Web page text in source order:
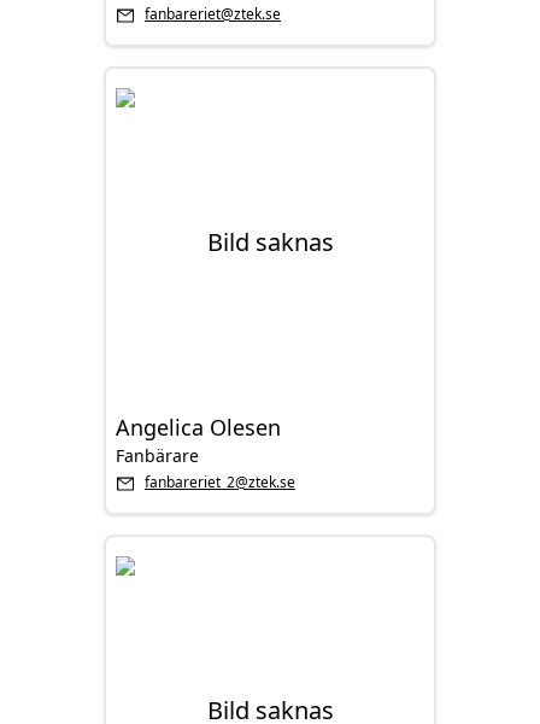
fanbareriet@ztek.se
Angelica Olesen
Fanbärare
fanbareriet_2@ztek.se